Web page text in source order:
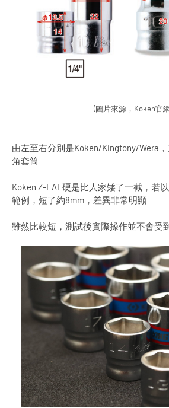
(圖片來源，Koken官
由左至右分別是Koken/Kingtony/Wera
角套筒
Koken Z-EAL硬是比人家矮了一截，若
範例，短了約8mm，差異非常明顯
雖然比較短，測試後實際操作並不會受